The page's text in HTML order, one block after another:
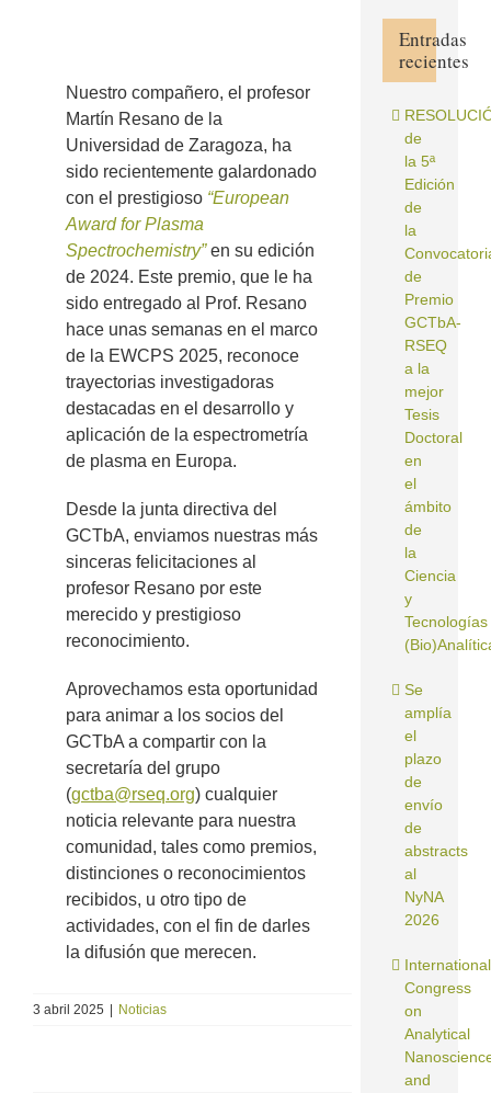
imagen
más
grande
Nuestro compañero, el profesor
Martín Resano de la
Universidad de Zaragoza, ha
sido recientemente galardonado
con el prestigioso “European
Award for Plasma
Spectrochemistry”en su edición
de 2024. Este premio, que le ha
sido entregado al Prof. Resano
hace unas semanas en el marco
de la EWCPS 2025, reconoce
trayectorias investigadoras
destacadas en el desarrollo y
aplicación de la espectrometría
de plasma en Europa.
Desde la junta directiva del
GCTbA, enviamos nuestras más
sinceras felicitaciones al
profesor Resano por este
merecido y prestigioso
reconocimiento.
Aprovechamos esta oportunidad
para animar a los socios del
GCTbA a compartir con la
secretaría del grupo
(gctba@rseq.org) cualquier
noticia relevante para nuestra
comunidad, tales como premios,
distinciones o reconocimientos
recibidos, u otro tipo de
actividades, con el fin de darles
la difusión que merecen.
3 abril 2025 Noticias
Entradas
recientes
de
la 5ª
Edición
de
la
de
Premio
GCTbA‐
RSEQ
a la
mejor
Tesis
Doctoral
en
el
ámbito
de
la
Ciencia
y
Tecnologías
Se
amplía
el
plazo
de
envío
de
abstracts
al
NyNA
2026
International
Congress
on
Analytical
and